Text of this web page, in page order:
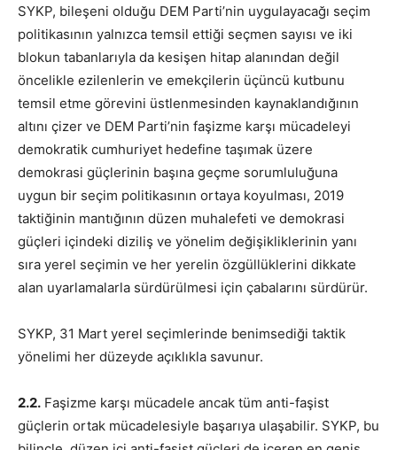
SYKP, bileşeni olduğu DEM Parti’nin uygulayacağı seçim
politikasının yalnızca temsil ettiği seçmen sayısı ve iki
blokun tabanlarıyla da kesişen hitap alanından değil
öncelikle ezilenlerin ve emekçilerin üçüncü kutbunu
temsil etme görevini üstlenmesinden kaynaklandığının
altını çizer ve DEM Parti’nin faşizme karşı mücadeleyi
demokratik cumhuriyet hedefine taşımak üzere
demokrasi güçlerinin başına geçme sorumluluğuna
uygun bir seçim politikasının ortaya koyulması, 2019
taktiğinin mantığının düzen muhalefeti ve demokrasi
güçleri içindeki diziliş ve yönelim değişikliklerinin yanı
sıra yerel seçimin ve her yerelin özgüllüklerini dikkate
alan uyarlamalarla sürdürülmesi için çabalarını sürdürür.
SYKP, 31 Mart yerel seçimlerinde benimsediği taktik
yönelimi her düzeyde açıklıkla savunur.
2.2. Faşizme karşı mücadele ancak tüm anti-faşist
güçlerin ortak mücadelesiyle başarıya ulaşabilir. SYKP, bu